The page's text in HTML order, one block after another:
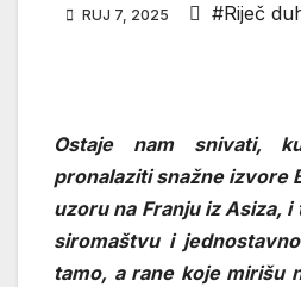
RUJ 7, 2025 #Riječ
Ostaje nam snivati,
pronalaziti snažne izvore
uzoru na Franju iz Asiza, i
siromaštvu i
tamo, a rane koje mirišu